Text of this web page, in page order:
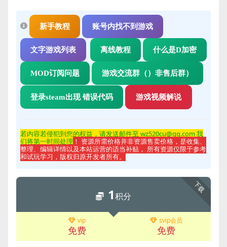
新手教程 账号内找不到游戏
文字游戏列表 离线教程 什么是D加密
MOD订阅问题 游戏交流群（）非售后群）
登录steam出现 错误代码 游戏视频解说
若内容若侵犯到您的权益，请发送邮件至 wz520cu@qq.com 我
们将第一时间处理 ！ 资源所需价格并非资源售卖价格，是收集、
整理、编辑详情以及本站运营的适当补贴， 所有资源仅限于参考
和试玩学习，版权归原开发者所有。
下载
1积分
vip
免费
svip会员
免费